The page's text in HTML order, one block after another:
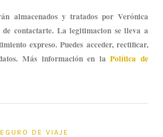
almacenados y tratados por Verónica
contactarte. La legitimacion se lleva a
expreso. Puedes acceder, rectificar,
Más información en la Política de
DE VIAJE